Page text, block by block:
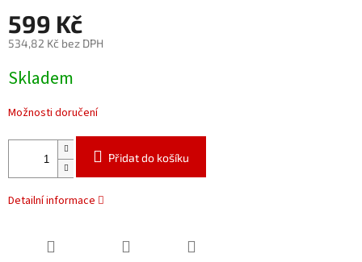
599 Kč
534,82 Kč bez DPH
cena:
Skladem
Možnosti doručení
Přidat do košíku
Detailní informace